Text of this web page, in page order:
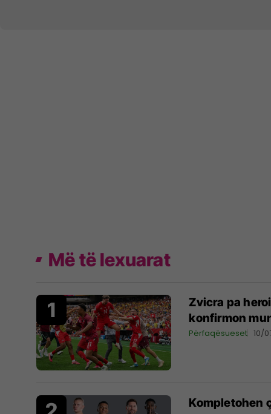
Më të lexuarat
Zvicra pa
konfirmon
Përfaqësueset 10/
Kompletohen